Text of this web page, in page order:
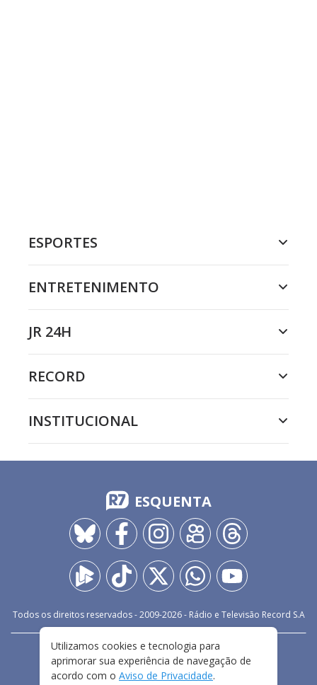
ESPORTES
ENTRETENIMENTO
JR 24H
RECORD
INSTITUCIONAL
ESQUENTA
Todos os direitos reservados - 2009-2026- Rádio e Televisão Record S.A
FALE CONOSCO
PRIVACIDADE
TERMOS E CONDIÇÕES DE USO
Utilizamos cookies e tecnologia para
aprimorar sua experiência de navegação de
acordo com o Aviso de Privacidade.